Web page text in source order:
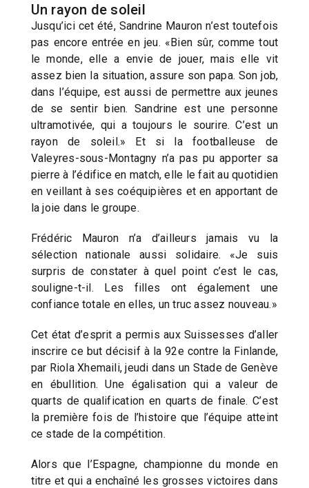
Un rayon de soleil
Jusqu’ici cet été, Sandrine Mauron n’est toutefois
pas encore entrée en jeu. «Bien sûr, comme tout
le monde, elle a envie de jouer, mais elle vit
assez bien la situation, assure son papa. Son job,
dans l’équipe, est aussi de permettre aux jeunes
de se sentir bien. Sandrine est une personne
ultramotivée, qui a toujours le sourire. C’est un
rayon de soleil.» Et si la footballeuse de
Valeyres-sous-Montagny n’a pas pu apporter sa
pierre à l’édifice en match, elle le fait au quotidien
en veillant à ses coéquipières et en apportant de
la joie dans le groupe.
Frédéric Mauron n’a d’ailleurs jamais vu la
sélection nationale aussi solidaire. «Je suis
surpris de constater à quel point c’est le cas,
souligne-t-il. Les filles ont également une
confiance totale en elles, un truc assez nouveau.»
Cet état d’esprit a permis aux Suissesses d’aller
inscrire ce but décisif à la 92e contre la Finlande,
par Riola Xhemaili, jeudi dans un Stade de Genève
en ébullition. Une égalisation qui a valeur de
quarts de qualification en quarts de finale. C’est
la première fois de l’histoire que l’équipe atteint
ce stade de la compétition.
Alors que l’Espagne, championne du monde en
titre et qui a enchaîné les grosses victoires dans